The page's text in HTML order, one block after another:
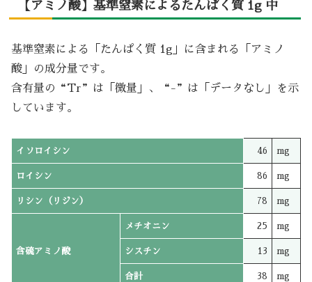
【アミノ酸】基準窒素によるたんぱく質 1g 中
基準窒素による「たんぱく質 1g」に含まれる「アミノ
酸」の成分量です。
含有量の“Tr”は「微量」、“-”は「データなし」を示
しています。
イソロイシン 46 mg
ロイシン 86 mg
リシン（リジン） 78 mg
含硫アミノ酸
メチオニン 25 mg
シスチン 13 mg
合計 38 mg